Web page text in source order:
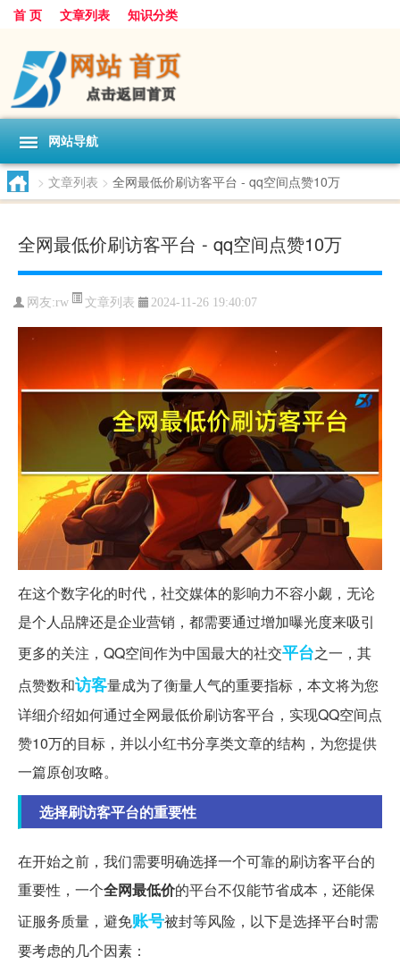
首 页 文章列表 知识分类
网站导航
> 文章列表 > 全网最低价刷访客平台 - qq空间点赞10万
全网最低价刷访客平台 - qq空间点赞10万
网友:rw 文章列表 2024-11-26 19:40:07
在这个数字化的时代，社交媒体的影响力不容小觑，无论
是个人品牌还是企业营销，都需要通过增加曝光度来吸引
更多的关注，QQ空间作为中国最大的社交平台之一，其
点赞数和访客量成为了衡量人气的重要指标，本文将为您
详细介绍如何通过全网最低价刷访客平台，实现QQ空间点
赞10万的目标，并以小红书分享类文章的结构，为您提供
一篇原创攻略。
选择刷访客平台的重要性
在开始之前，我们需要明确选择一个可靠的刷访客平台的
重要性，一个全网最低价的平台不仅能节省成本，还能保
证服务质量，避免账号被封等风险，以下是选择平台时需
要考虑的几个因素：